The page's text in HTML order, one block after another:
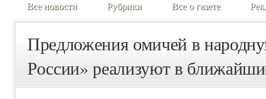
Все новости Рубрики Все о газете
Предложения омичей в
России» реализуют в